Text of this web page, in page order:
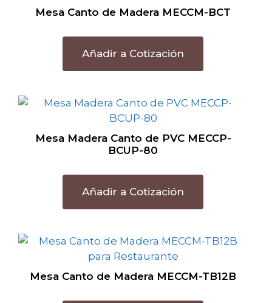
Mesa Canto de Madera MECCM-BCT
Añadir a Cotización
Mesa Madera Canto de PVC MECCP-
BCUP-80
Añadir a Cotización
Mesa Canto de Madera MECCM-TB12B